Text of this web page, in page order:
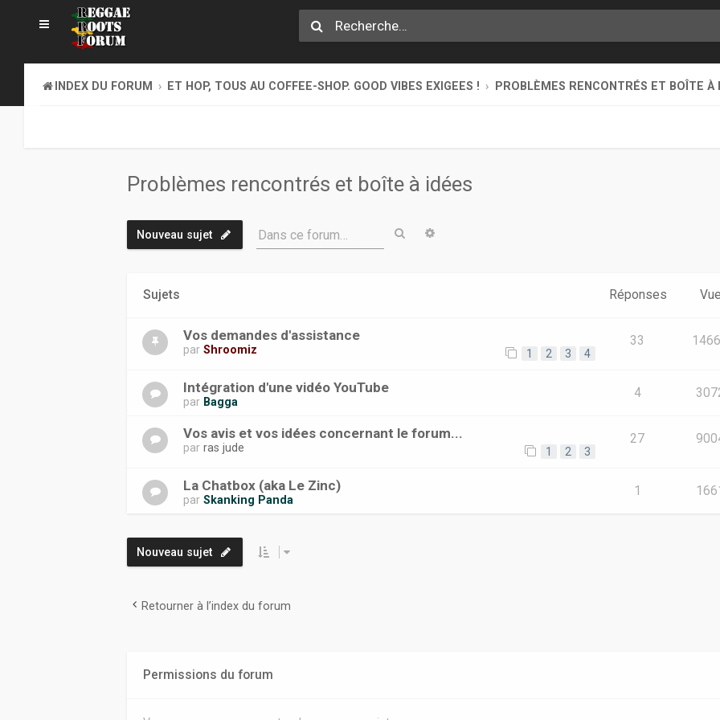
INDEX DU FORUM ET HOP, TOUS AU COFFEE-SHOP. GOOD VIBES EXIGEES ! PROBLÈMES RENCONTRÉS ET BOÎTE À
Problèmes rencontrés et boîte à idées
Nouveau sujet Dans ce forum… Rechercher
Sujets Réponses
Vos demandes d'assistance
parShroomiz 1 2 3 4
33
Intégration d'une vidéo YouTube
par Bagga
4
Vos avis et vos idées concernant le forum...
parras jude 1 2 3
27
La Chatbox (aka Le Zinc)
parSkanking Panda
1
Nouveau sujet
Retourner à l’index du forum
Permissions du forum